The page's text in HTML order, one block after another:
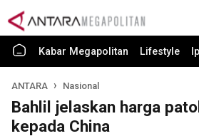
Kabar Megapolitan Lifestyle
ANTARA Nasional
Bahlil jelaskan harga
kepada China